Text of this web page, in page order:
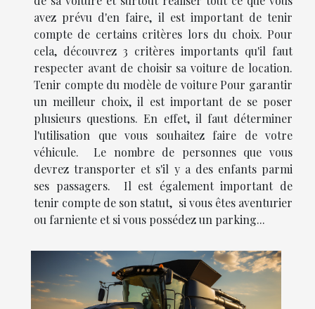
avez prévu d'en faire, il est important de tenir
compte de certains critères lors du choix. Pour
cela, découvrez 3 critères importants qu'il faut
respecter avant de choisir sa voiture de location.
Tenir compte du modèle de voiture Pour garantir
un meilleur choix, il est important de se poser
plusieurs questions. En effet, il faut déterminer
l'utilisation que vous souhaitez faire de votre
véhicule. Le nombre de personnes que vous
devrez transporter et s'il y a des enfants parmi
ses passagers. Il est également important de
tenir compte de son statut, si vous êtes aventurier
ou farniente et si vous possédez un parking...